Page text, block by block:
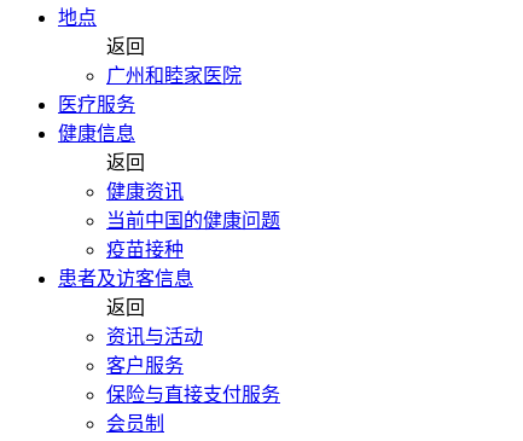
地点
返回
广州和睦家医院
医疗服务
健康信息
返回
健康资讯
当前中国的健康问题
疫苗接种
患者及访客信息
返回
资讯与活动
客户服务
保险与直接支付服务
会员制